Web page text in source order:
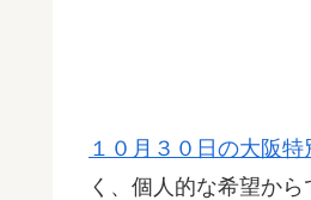
１０月３０日の大阪
く、個人的な希望から